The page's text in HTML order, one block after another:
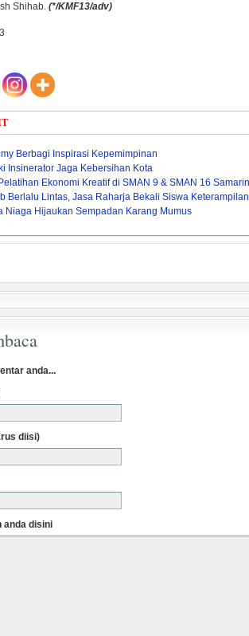
Shihab. (*/KMF13/adv)
Berbagi Inspirasi Kepemimpinan
Insinerator Jaga Kebersihan Kota
Ekonomi Kreatif di SMAN 9 & SMAN 16
Berlalu Lintas, Jasa Raharja Bekali Siswa
Niaga Hijaukan Sempadan Karang Mumus
anda...
diisi)
anda disini